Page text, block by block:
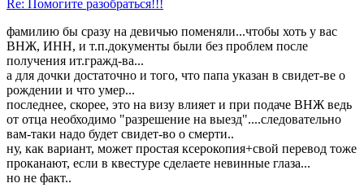
Re: Помогите разобраться!!!
фамилию бы сразу на девичью поменяли...чтобы хоть у вас
ВНЖ, ИНН, и т.п.документы были без проблем после
получения ит.гражд-ва...
а для дочки достаточно и того, что папа указан в свидет-ве о
рождении и что умер...
последнее, скорее, это на визу влияет и при подаче ВНЖ ведь
от отца необходимо "разрешение на выезд"....следовательно
вам-таки надо будет свидет-во о смерти..
ну, как вариант, может простая ксерокопия+свой перевод тоже
проканают, если в квестуре сделаете невинные глаза...
но не факт..